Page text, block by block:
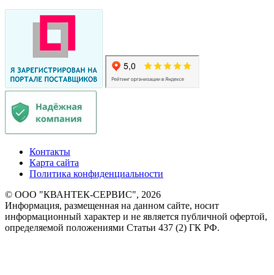
Контакты
Карта сайта
Политика конфиденциальности
© ООО "КВАНТЕК-СЕРВИС", 2026
Информация, размещенная на данном сайте, носит
информационный характер и не является публичной офертой,
определяемой положениями Статьи 437 (2) ГК РФ.